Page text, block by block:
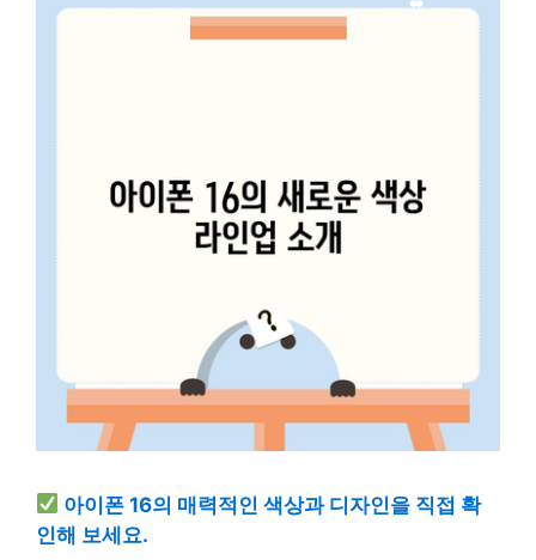
아이폰 16의 매력적인 색상과 디자인을 직접 확
인해 보세요.